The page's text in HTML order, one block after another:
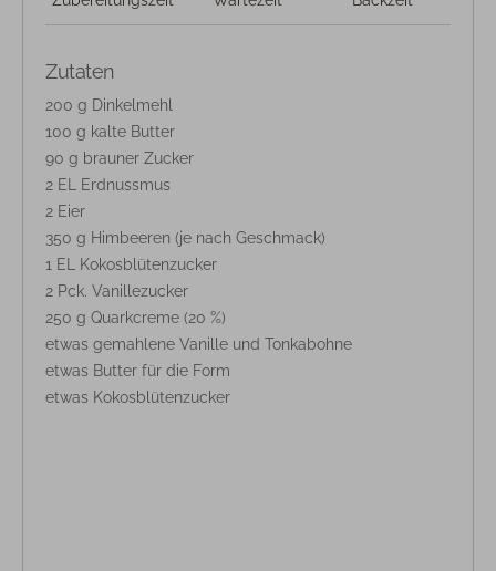
Zutaten
200 g Dinkelmehl
100 g kalte Butter
90 g brauner Zucker
2 EL Erdnussmus
2 Eier
350 g Himbeeren (je nach Geschmack)
1 EL Kokosblütenzucker
2 Pck. Vanillezucker
250 g Quarkcreme (20 %)
etwas gemahlene Vanille und Tonkabohne
etwas Butter für die Form
etwas Kokosblütenzucker